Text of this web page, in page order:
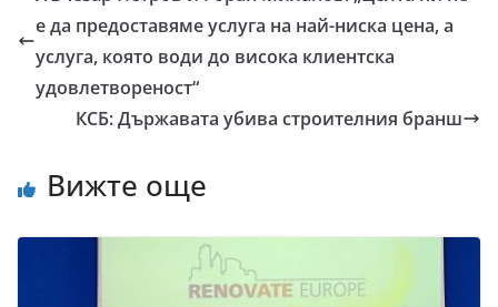
е да предоставяме услуга на най-ниска цена, а
услуга, която води до висока клиентска
удовлетвореност“
КСБ: Държавата убива строителния бранш
Вижте още